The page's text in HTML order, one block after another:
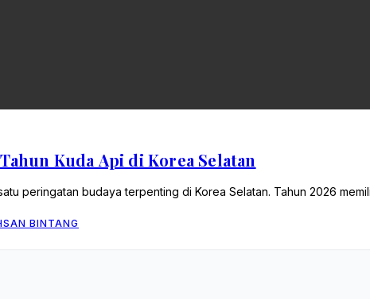
Kuda Api di Korea Selatan
peringatan budaya terpenting di Korea Selatan. Tahun 2026
BINTANG